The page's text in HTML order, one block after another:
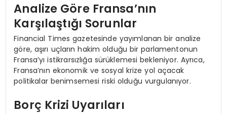
Analize Göre Fransa’nın
Karşılaştığı Sorunlar
Financial Times gazetesinde yayımlanan bir analize
göre, aşırı uçların hakim olduğu bir parlamentonun
Fransa’yı istikrarsızlığa sürüklemesi bekleniyor. Ayrıca,
Fransa’nın ekonomik ve sosyal krize yol açacak
politikalar benimsemesi riski olduğu vurgulanıyor.
Borç Krizi Uyarıları